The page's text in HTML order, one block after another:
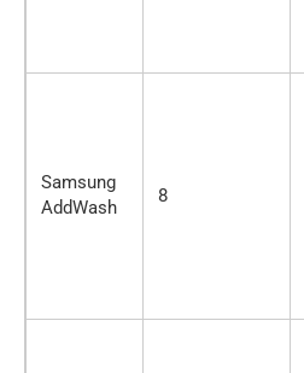
Samsung
AddWash
8